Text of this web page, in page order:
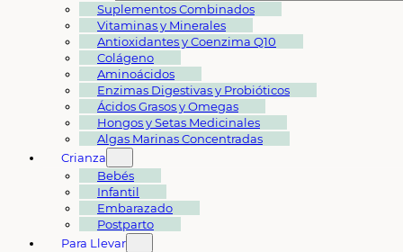
Suplementos Combinados
Vitaminas y Minerales
Antioxidantes y Coenzima Q10
Colágeno
Aminoácidos
Enzimas Digestivas y Probióticos
Ácidos Grasos y Omegas
Hongos y Setas Medicinales
Algas Marinas Concentradas
Crianza
Bebés
Infantil
Embarazado
Postparto
Para Llevar